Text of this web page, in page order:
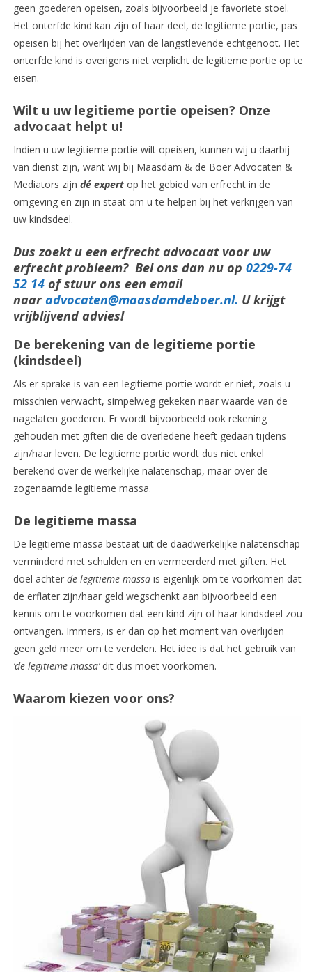
geen goederen opeisen, zoals bijvoorbeeld je favoriete stoel.
Het onterfde kind kan zijn of haar deel, de legitieme portie, pas
opeisen bij het overlijden van de langstlevende echtgenoot. Het
onterfde kind is overigens niet verplicht de legitieme portie op te
eisen.
Wilt u uw legitieme portie opeisen? Onze
advocaat helpt u!
Indien u uw legitieme portie wilt opeisen, kunnen wij u daarbij
van dienst zijn, want wij bij Maasdam & de Boer Advocaten &
Mediators zijn dé expert op het gebied van erfrecht in de
omgeving en zijn in staat om u te helpen bij het verkrijgen van
uw kindsdeel.
Dus zoekt u een erfrecht advocaat voor uw
erfrecht probleem? Bel ons dan nu op 0229-74
52 14 of stuur ons een email
naar advocaten@maasdamdeboer.nl. U krijgt
vrijblijvend advies!
De berekening van de legitieme portie
(kindsdeel)
Als er sprake is van een legitieme portie wordt er niet, zoals u
misschien verwacht, simpelweg gekeken naar waarde van de
nagelaten goederen. Er wordt bijvoorbeeld ook rekening
gehouden met giften die de overledene heeft gedaan tijdens
zijn/haar leven. De legitieme portie wordt dus niet enkel
berekend over de werkelijke nalatenschap, maar over de
zogenaamde legitieme massa.
De legitieme massa
De legitieme massa bestaat uit de daadwerkelijke nalatenschap
verminderd met schulden en en vermeerderd met giften. Het
doel achter de legitieme massais eigenlijk om te voorkomen dat
de erflater zijn/haar geld wegschenkt aan bijvoorbeeld een
kennis om te voorkomen dat een kind zijn of haar kindsdeel zou
ontvangen. Immers, is er dan op het moment van overlijden
geen geld meer om te verdelen. Het idee is dat het gebruik van
‘de legitieme massa’dit dus moet voorkomen.
Waarom kiezen voor ons?